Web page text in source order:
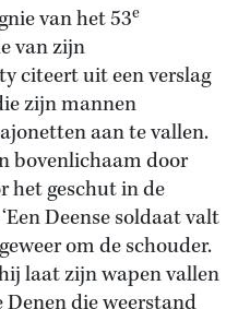
van het 53e
van zijn
citeert uit een verslag
zijn mannen
aan te vallen.
bovenlichaam door
het geschut in de
Deense soldaat valt
om de schouder.
laat zijn wapen vallen